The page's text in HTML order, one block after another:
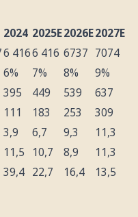
2024 2025E2026E2027E
6 4166 416 6737 7074
6% 7% 8%
9%
395 449 539
637
111 183 253
309
3,9 6,7 9,3
11,3
11,5 10,7 8,9
11,3
39,4 22,7 16,4 13,5